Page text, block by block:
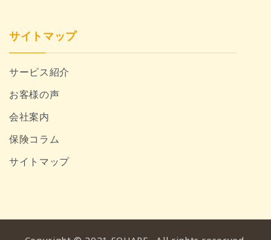
サイトマップ
サービス紹介
お客様の声
会社案内
保険コラム
サイトマップ